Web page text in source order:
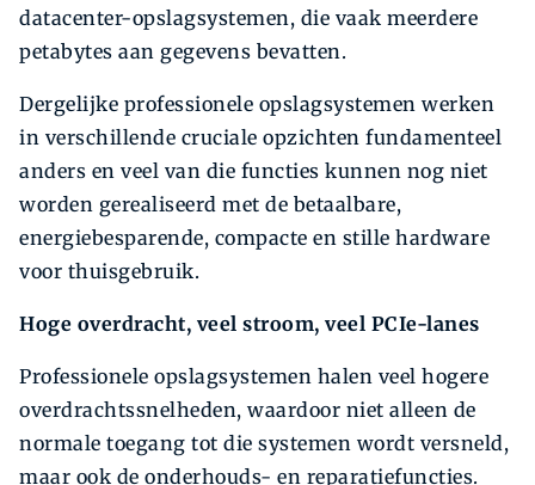
datacenter-opslagsystemen, die vaak meerdere
petabytes aan gegevens bevatten.
Dergelijke professionele opslagsystemen werken
in verschillende cruciale opzichten fundamenteel
anders en veel van die functies kunnen nog niet
worden gerealiseerd met de betaalbare,
energiebesparende, compacte en stille hardware
voor thuisgebruik.
Hoge overdracht, veel stroom, veel PCIe-lanes
Professionele opslagsystemen halen veel hogere
overdrachtssnelheden, waardoor niet alleen de
normale toegang tot die systemen wordt versneld,
maar ook de onderhouds- en reparatiefuncties.